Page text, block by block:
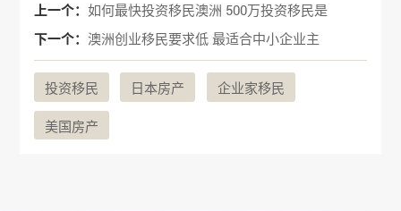
上一个： 如何最快投资移民澳洲 500万投资移民是
下一个： 澳洲创业移民要求低 最适合中小企业主
投资移民 日本房产 企业家移民
美国房产